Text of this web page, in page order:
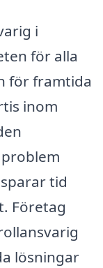
i
för alla
för framtida
inom
tid
Företag
lösningar